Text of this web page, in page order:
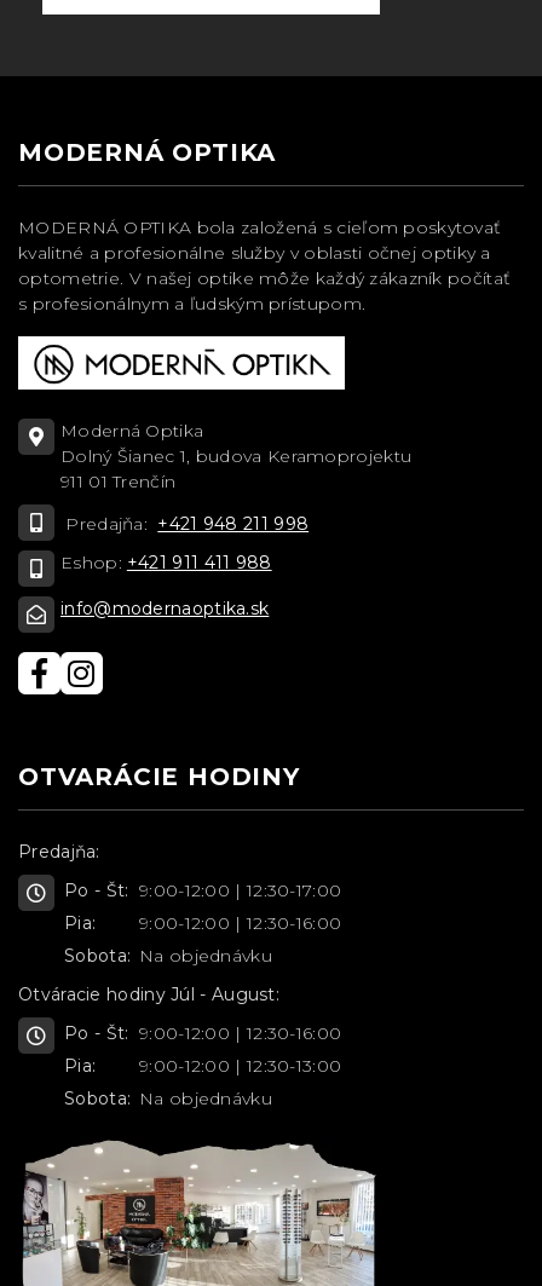
MODERNÁ OPTIKA
MODERNÁ OPTIKA bola založená s cieľom poskytovať
kvalitné a profesionálne služby v oblasti očnej optiky a
optometrie. V našej optike môže každý zákazník počítať
s profesionálnym a ľudským prístupom.
Moderná Optika
Dolný Šianec 1, budova Keramoprojektu
911 01 Trenčín
Predajňa: +421 948 211 998
Eshop: +421 911 411 988
info@modernaoptika.sk
OTVARÁCIE HODINY
Predajňa:
Po - Št: 9:00-12:00 | 12:30-17:00
Pia:
9:00-12:00 | 12:30-16:00
Sobota: Na objednávku
Otváracie hodiny Júl - August:
Po - Št: 9:00-12:00 | 12:30-16:00
Pia:
9:00-12:00 | 12:30-13:00
Sobota: Na objednávku